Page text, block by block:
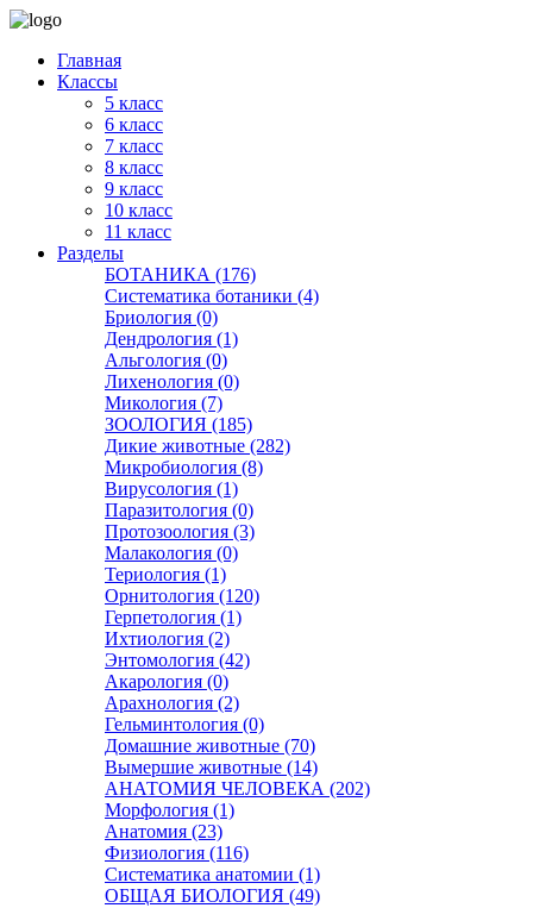
Главная
Классы
5 класс
6 класс
7 класс
8 класс
9 класс
10 класс
11 класс
Разделы
БОТАНИКА (176)
Систематика ботаники (4)
Бриология (0)
Дендрология (1)
Альгология (0)
Лихенология (0)
Микология (7)
ЗООЛОГИЯ (185)
Дикие животные (282)
Микробиология (8)
Вирусология (1)
Паразитология (0)
Протозоология (3)
Малакология (0)
Териология (1)
Орнитология (120)
Герпетология (1)
Ихтиология (2)
Энтомология (42)
Акарология (0)
Арахнология (2)
Гельминтология (0)
Домашние животные (70)
Вымершие животные (14)
АНАТОМИЯ ЧЕЛОВЕКА (202)
Морфология (1)
Анатомия (23)
Физиология (116)
Систематика анатомии (1)
ОБЩАЯ БИОЛОГИЯ (49)